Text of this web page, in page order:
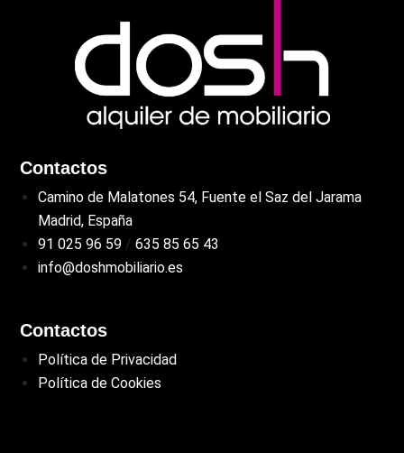
Contactos
Camino de Malatones 54, Fuente el Saz del Jarama
Madrid, España
91 025 96 59 /635 85 65 43
info@doshmobiliario.es
Contactos
Política de Privacidad
Política de Cookies